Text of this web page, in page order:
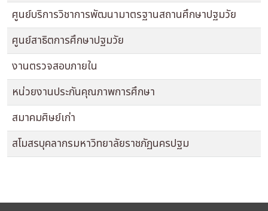
ศูนย์บริการวิชาการพัฒนามาตรฐานสถานศึกษาปฐมวัย
ศูนย์สาธิตการศึกษาปฐมวัย
งานตรวจสอบภายใน
หน่วยงานประกันคุณภาพการศึกษา
สมาคมศิษย์เก่า
สโมสรบุคลากรมหาวิทยาลัยราชภัฏนครปฐม